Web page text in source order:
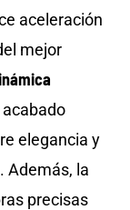
aceleración
mejor
elegancia y
Además, la
precisas